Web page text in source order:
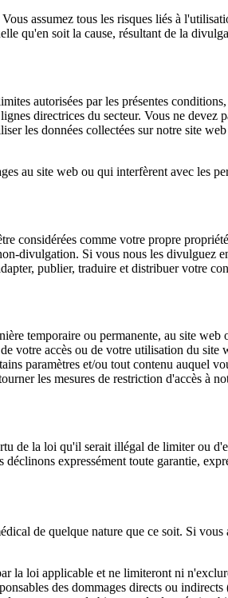
assumez tous les risques liés à
qu'en soit la cause, résultant de la
autorisées par les présentes
directrices du secteur. Vous ne
les données collectées sur notre site
au site web ou qui interfèrent avec les
considérées comme votre propre
divulgation. Si vous nous les divulguez
publier, traduire et distribuer votre
temporaire ou permanente, au site
votre accès ou de votre utilisation du
paramètres et/ou tout contenu auquel
les mesures de restriction d'accès à
de la loi qu'il serait illégal de limiter ou
expressément toute garantie,
de quelque nature que ce soit. Si
la loi applicable et ne limiteront ni
des dommages directs ou